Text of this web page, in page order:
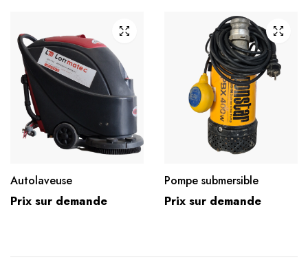
Autolaveuse
Prix sur demande
Pompe submersible
Prix sur demande